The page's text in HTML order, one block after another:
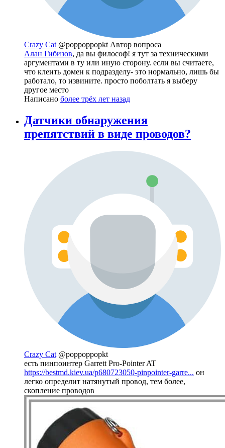
Crazy Cat @poppoppopkt Автор вопроса
Алан Гибизов, да вы философ! я тут за техническими
аргументами в ту или иную сторону. если вы считаете,
что клеить домен к подразделу- это нормально, лишь бы
работало, то извините. просто поболтать я выберу
другое место
Написано более трёх лет назад
Датчики обнаружения
препятствий в виде проводов?
Crazy Cat @poppoppopkt
есть пинпоинтер Garrett Pro-Pointer AT
https://bestmd.kiev.ua/p680723050-pinpointer-garre... он
легко определит натянутый провод, тем более,
скопление проводов